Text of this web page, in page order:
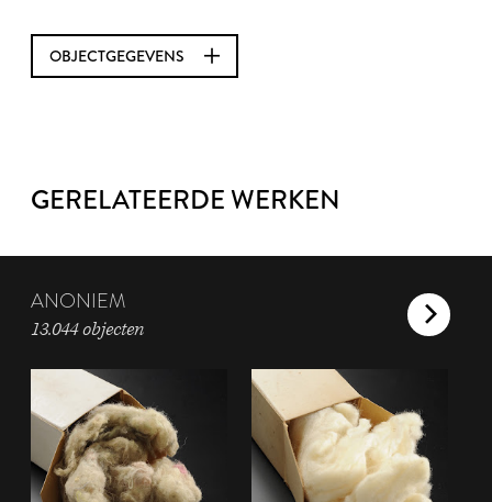
OBJECTGEGEVENS
GERELATEERDE WERKEN
ANONIEM
13.044 objecten